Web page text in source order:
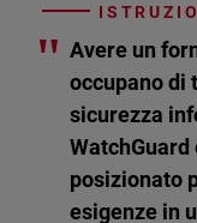
" Avere un
occupano di
sicurezza
posizionato
esigenze in